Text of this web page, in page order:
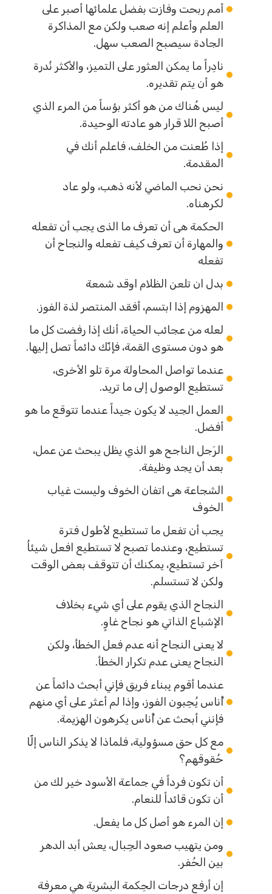
أمم ربحت وفازت بفضل علمائها أصبر على
العلم وأعلم إنه صعب ولكن مع المذاكرة
الجادة سيصبح الصعب سهل.
نادِراً ما يمكن العثور على التميز، والأكثر نُدرة
هو أن يتم تقديره.
ليس هُناك من هو أكثر بؤساً من المرء الذي
أصبح اللا قرار هو عادته الوحيدة.
إذا طُعنت من الخلف، فاعلم أنك في
المقدمة.
نحن نحب الماضي لأنه ذهب، ولو عاد
لكرهناه.
الحكمة هى أن تعرف ما الذى يجب أن تفعله
والمهارة أن تعرف كيف تفعله والنجاح أن
تفعله
بدل ان تلعن الظلام اوقد شمعة
المهزوم إذا ابتسم، أفقد المنتصر لذة الفوز.
لعله من عجائب الحياة، أنك إذا رفضت كل ما
هو دون مستوى القمة، فإنّك دائماً تصل إليها.
عندما تواصل المحاولة مرة تلو الأخرى،
تستطيع الوصول إلى ما تريد.
العمل الجيد لا يكون جيداً عندما تتوقع ما هو
أفضل.
الرَجل الناجح هو الذي يظل يبحث عن عمل،
بعد أن يجد وظيفة.
الشجاعة هى اتفان الخوف وليست غياب
الخوف
يجب أن تفعل ما تستطيع لأطول فترة
تستطيع، وعندما تصبح لا تستطيع افعل شيئاُ
آخر تستطيع، يمكنك أن تتوقف بعض الوقت
ولكن لا تستسلم.
النجاح الذي يقوم على أي شيء بخلاف
الإشباع الذاتي هو نجاح غاوٍ.
لا يعنى النجاح أنه عدم فعل الخطأ، ولكن
النجاح يعنى عدم تكرار الخطأ.
عندما أقوم بِبناء فريق فإني أبحث دائماً عن
أُناس يُحِبون الفوز، وإذا لم أعثر على أي منهم
فإنني أبحث عن أُناس يكرهون الهزيمة.
مع كل حق مسؤولية، فلماذا لا يذكر الناس إلّا
حُقوقهم؟
أن تكون فرداً في جماعة الأسود خير لك من
أن تكون قائداً للنعام.
إن المرء هو أصل كل ما يفعل.
ومن يتهيب صعود الجِبال، يعش أبد الدهر
بين الحُفر.
إن أرفع درجات الحِكمة البشرية هي معرفة